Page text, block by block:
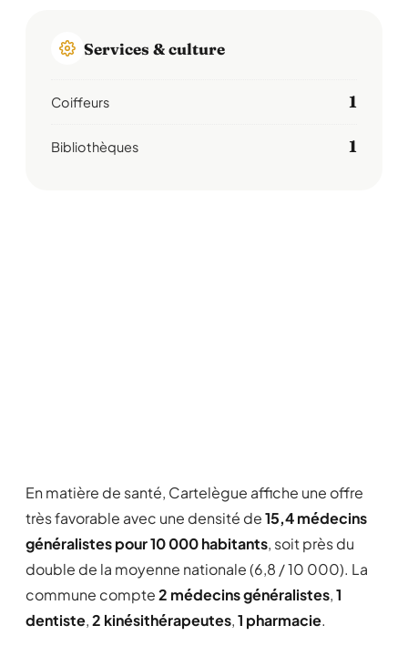
Services & culture
Coiffeurs 1
Bibliothèques 1
En matière de santé, Cartelègue affiche une offre
très favorable avec une densité de15,4 médecins
généralistes pour 10 000 habitants, soit près du
double de la moyenne nationale (6,8 / 10 000). La
commune compte2 médecins généralistes,1
dentiste,2 kinésithérapeutes,1 pharmacie.